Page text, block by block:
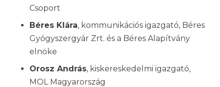
Csoport
Béres Klára, kommunikációs igazgató, Béres
Gyógyszergyár Zrt. és a Béres Alapítvány
elnöke
Orosz András, kiskereskedelmi igazgató,
MOL Magyarország